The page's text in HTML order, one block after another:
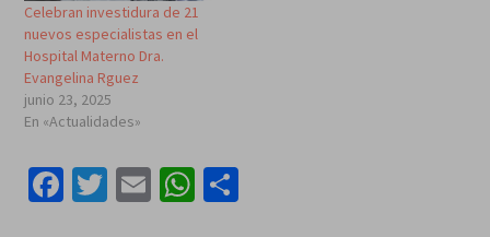
Celebran investidura de 21
nuevos especialistas en el
Hospital Materno Dra.
Evangelina Rguez
junio 23, 2025
En «Actualidades»
Facebook
Twitter
EmailWhatsApp
Compartir